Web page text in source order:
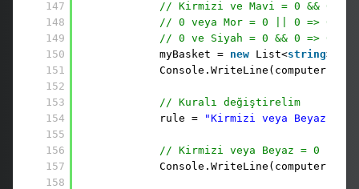
147
148
149
150
151
152
153
154
155
156
157
158
// Kirmizi ve Mavi = 0 && 0 =>
// 0 veya Mor = 0 || 0 => 0
// 0 ve Siyah = 0 && 0 => 0
myBasket = new List<string> {
// Kuralı değiştirelim
rule =
"Kirmizi veya Beyaz"
// Kirmizi veya Beyaz = 0 || 1